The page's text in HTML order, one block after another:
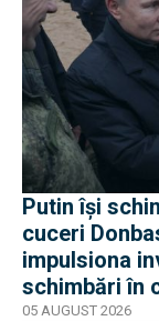
Putin își
cuceri
impulsiona
schimbări în
05 AUGUST 2026